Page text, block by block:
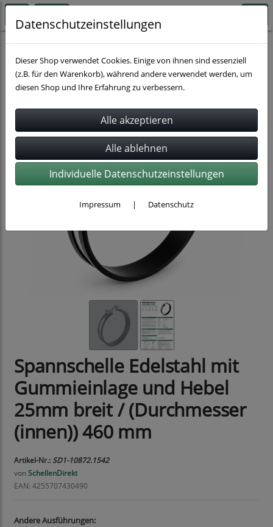
Rohrverbindung
Spannschelle Edelstahl mit
Gummieinlage und Hebel
25mm breit / (Durchmesser
(innen)) 460 mm
Artikel-Nr.: SD1-10872.1542
vonSchellenDirekt
EAN: 4255707430490
Andere Ausführungen:
Datenschutzeinstellungen
Dieser Shop verwendet Cookies. Einige von ihnen sind essenziell
(z.B. für den Warenkorb), während andere verwendet werden, um
diesen Shop und Ihre Erfahrung zu verbessern.
Individuelle Datenschutzeinstellungen
Impressum | Datenschutz